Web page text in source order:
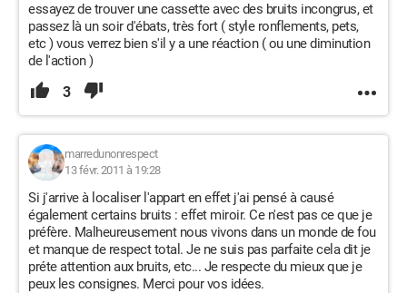
essayez de trouver une cassette avec des bruits incongrus, et
passez là un soir d'ébats, très fort ( style ronflements, pets,
etc ) vous verrez bien s'il y a une réaction ( ou une diminution
de l'action )
3
marredunonrespect
13 févr. 2011 à 19:28
Si j'arrive à localiser l'appart en effet j'ai pensé à causé
également certains bruits : effet miroir. Ce n'est pas ce que je
préfère. Malheureusement nous vivons dans un monde de fou
et manque de respect total. Je ne suis pas parfaite cela dit je
préte attention aux bruits, etc... Je respecte du mieux que je
peux les consignes. Merci pour vos idées.